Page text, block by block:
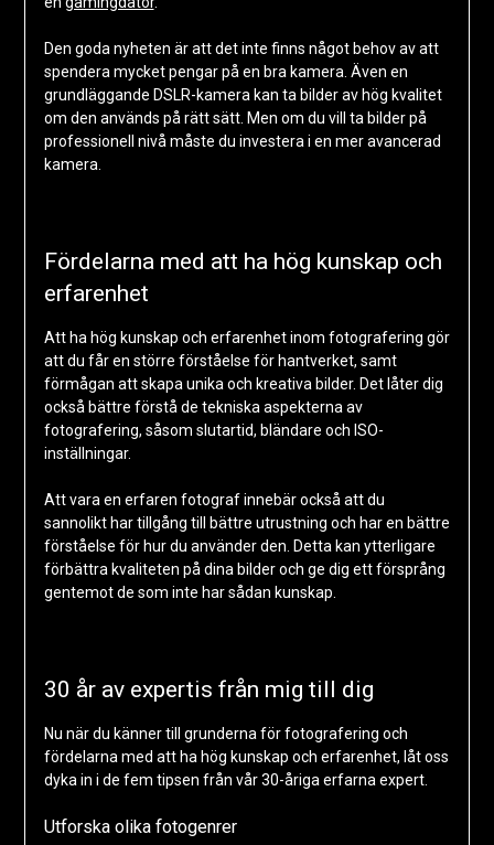
Den goda nyheten är att det inte finns något behov av att
spendera mycket pengar på en bra kamera. Även en
grundläggande DSLR-kamera kan ta bilder av hög kvalitet
om den används på rätt sätt. Men om du vill ta bilder på
professionell nivå måste du investera i en mer avancerad
kamera.
Fördelarna med att ha hög kunskap och
erfarenhet
Att ha hög kunskap och erfarenhet inom fotografering gör
att du får en större förståelse för hantverket, samt
förmågan att skapa unika och kreativa bilder. Det låter dig
också bättre förstå de tekniska aspekterna av
fotografering, såsom slutartid, bländare och ISO-
inställningar.
Att vara en erfaren fotograf innebär också att du
sannolikt har tillgång till bättre utrustning och har en bättre
förståelse för hur du använder den. Detta kan ytterligare
förbättra kvaliteten på dina bilder och ge dig ett försprång
gentemot de som inte har sådan kunskap.
30 år av expertis från mig till dig
Nu när du känner till grunderna för fotografering och
fördelarna med att ha hög kunskap och erfarenhet, låt oss
dyka in i de fem tipsen från vår 30-åriga erfarna expert.
Utforska olika fotogenrer